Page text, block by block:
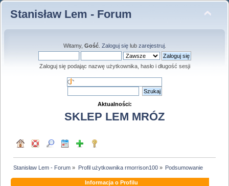
Stanisław Lem - Forum
Witamy, Gość. Zaloguj sięlub zarejestruj.
Zaloguj się podając nazwę użytkownika, hasło i długość sesji
Aktualności:
SKLEP LEM MRÓZ
Stanisław Lem - Forum » Profil użytkownika rmorrison100» Podsumowanie
Informacja o Profilu